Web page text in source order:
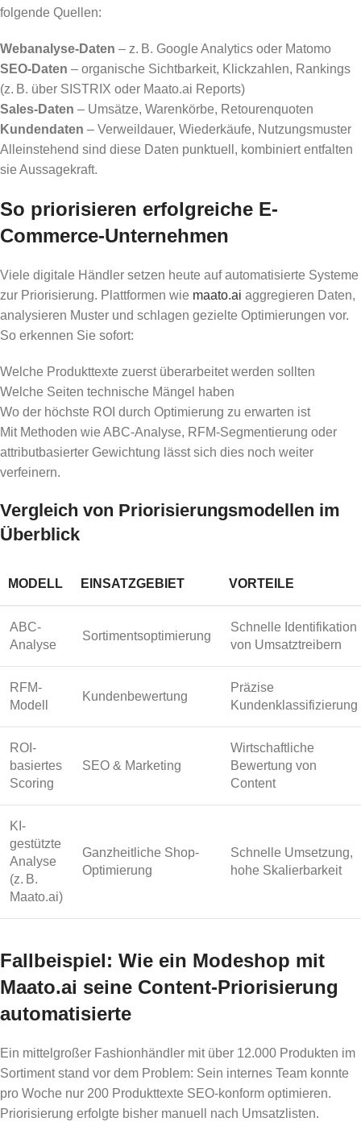
folgende Quellen:
Webanalyse-Daten – z. B. Google Analytics oder Matomo
SEO-Daten – organische Sichtbarkeit, Klickzahlen, Rankings
(z. B. über SISTRIX oder Maato.ai Reports)
Sales-Daten – Umsätze, Warenkörbe, Retourenquoten
Kundendaten – Verweildauer, Wiederkäufe, Nutzungsmuster
Alleinstehend sind diese Daten punktuell, kombiniert entfalten
sie Aussagekraft.
So priorisieren erfolgreiche E-
Commerce-Unternehmen
Viele digitale Händler setzen heute auf automatisierte Systeme
zur Priorisierung. Plattformen wie maato.ai aggregieren Daten,
analysieren Muster und schlagen gezielte Optimierungen vor.
So erkennen Sie sofort:
Welche Produkttexte zuerst überarbeitet werden sollten
Welche Seiten technische Mängel haben
Wo der höchste ROI durch Optimierung zu erwarten ist
Mit Methoden wie ABC-Analyse, RFM-Segmentierung oder
attributbasierter Gewichtung lässt sich dies noch weiter
verfeinern.
Vergleich von Priorisierungsmodellen im
Überblick
MODELL EINSATZGEBIET VORTEILE
ABC-
Analyse
Sortimentsoptimierung
Schnelle Identifikation
von Umsatztreibern
RFM-
Modell
Kundenbewertung
Präzise
Kundenklassifizierung
ROI-
basiertes
Scoring
SEO & Marketing
Wirtschaftliche
Bewertung von
Content
KI-
gestützte
Analyse
(z. B.
Maato.ai)
Ganzheitliche Shop-
Optimierung
Schnelle Umsetzung,
hohe Skalierbarkeit
Fallbeispiel: Wie ein Modeshop mit
Maato.ai seine Content-Priorisierung
automatisierte
Ein mittelgroßer Fashionhändler mit über 12.000 Produkten im
Sortiment stand vor dem Problem: Sein internes Team konnte
pro Woche nur 200 Produkttexte SEO-konform optimieren.
Priorisierung erfolgte bisher manuell nach Umsatzlisten.